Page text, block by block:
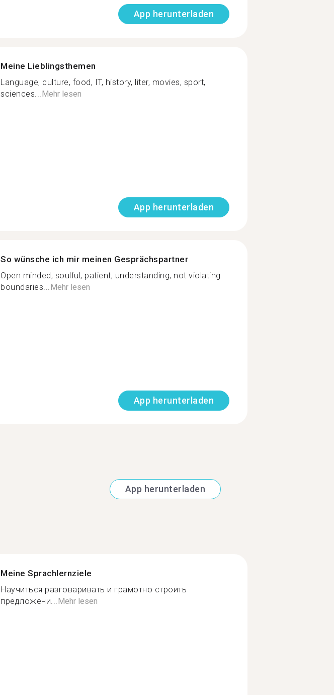
App herunterladen
Meine Lieblingsthemen
Language, culture, food, IT, history, liter, movies, sport,
sciences...Mehr lesen
App herunterladen
So wünsche ich mir meinen Gesprächspartner
Open minded, soulful, patient, understanding, not violating
boundaries...Mehr lesen
App herunterladen
App herunterladen
Meine Sprachlernziele
Научиться разговаривать и грамотно строить
предложени... Mehr lesen